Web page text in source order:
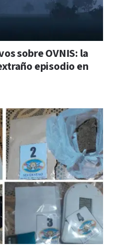
sobre OVNIS: la
episodio en